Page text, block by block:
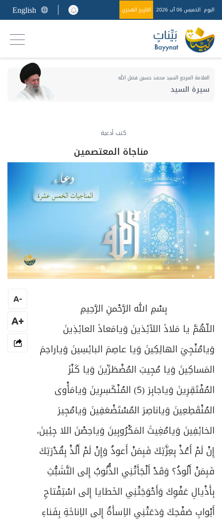
اليوم الخميس 06 آب 2026 التاريخ الهجري English
العلامة المرجع السيد محمد حسين فضل الله
سيرة السيد
كتب أدعية
مناجاة المعتصمين
بِسْمِ الله الرَّحْمنِ الرَّحِيمِ
اللّهُمَّ يا مَلاذَ اللآئِذينَ وَيامَعاذَ العائِذِينَ
وَيامُنْجِيَ الهالِكِينَ وَيا عاصِمَ البائِسِينَ وَياراحِمَ
المَساكِينَ وَيا مُجِيبَ المُضْطَرِّينَ وَيا كَنْزَ
المُفْتَقِرِينَ وَياجابِرَ (5) المُنْكَسِرِينَ وَيامَأْوى
المُنْقَطِعِينَ وَياناصِرَ المُسْتَضْعَفِينَ وَيامُجِيرَ
الخائِفِينَ وَيامُغِيثَ المَكْرُوبِينَ وَياحِصْنَ اللا جِئِينَ،
إِنْ لَمْ أَعُذْ بِعِزَّتِكَ فَبِمَنْ أَعوذُ وَإِنْ لَمْ أَلُذْ بِقُدْرَتِكَ
فَبِمَنْ أَلُوذُ؟ وَقَدْ أَلْجَأَتْنِي الذُّنُوبُ إِلى التَّشَبُّثِ
بِأَذْيالِ عَفْوِكَ وَأَحْوَجَتْنِي الخَطايا إِلى اسْتِفْتاحِ
أَبْوابِ صَفْحِكَ وَدَعَتْنِي الاِسأَةُ إِلى الاِناخَةِ بِفَناءِ
-
A
+A